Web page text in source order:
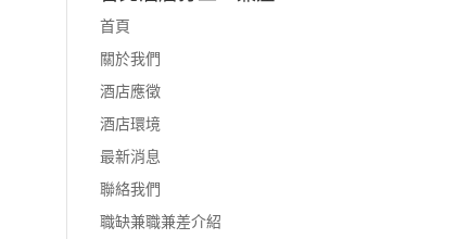
首頁
關於我們
酒店應徵
酒店環境
最新消息
聯絡我們
職缺兼職兼差介紹